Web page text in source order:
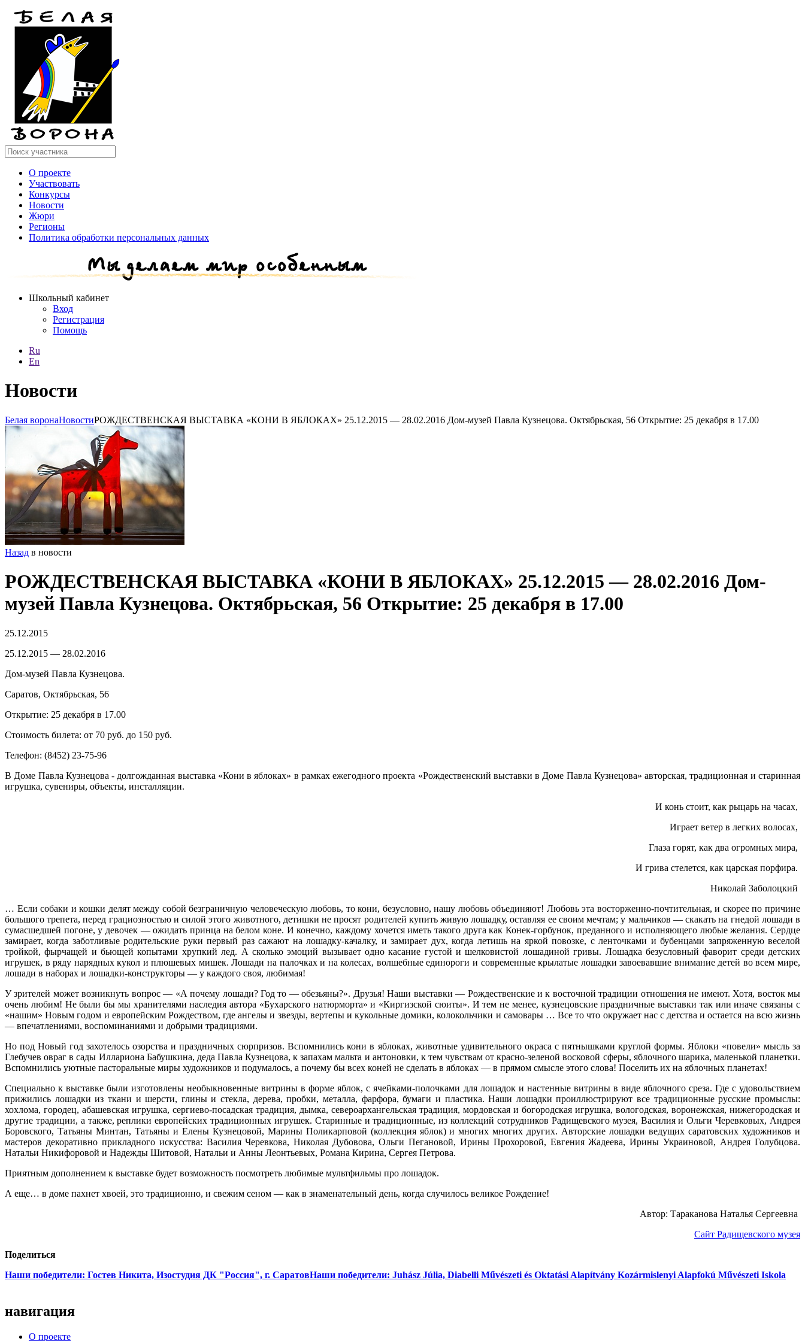
О проекте
Участвовать
Конкурсы
Новости
Жюри
Регионы
Политика обработки персональных данных
Школьный кабинет
Вход
Регистрация
Помощь
Ru
En
Новости
Белая воронаНовостиРОЖДЕСТВЕНСКАЯ ВЫСТАВКА «КОНИ В ЯБЛОКАХ» 25.12.2015 — 28.02.2016 Дом-музей Павла Кузнецова. Октябрьская, 56 Открытие: 25 декабря в 17.00
Назад в новости
РОЖДЕСТВЕНСКАЯ ВЫСТАВКА «КОНИ В ЯБЛОКАХ» 25.12.2015 — 28.02.2016 Дом-
музей Павла Кузнецова. Октябрьская, 56 Открытие: 25 декабря в 17.00
25.12.2015
25.12.2015 — 28.02.2016
Дом-музей Павла Кузнецова.
Саратов, Октябрьская, 56
Открытие: 25 декабря в 17.00
Стоимость билета: от 70 руб. до 150 руб.
Телефон: (8452) 23-75-96
В Доме Павла Кузнецова - долгожданная выставка «Кони в яблоках» в рамках ежегодного проекта «Рождественский выставки в Доме Павла Кузнецова» авторская, традиционная и старинная
игрушка, сувениры, объекты, инсталляции.
И конь стоит, как рыцарь на часах,
Играет ветер в легких волосах,
Глаза горят, как два огромных мира,
И грива стелется, как царская порфира.
Николай Заболоцкий
… Если собаки и кошки делят между собой безграничную человеческую любовь, то кони, безусловно, нашу любовь объединяют! Любовь эта восторженно-почтительная, и скорее по причине
большого трепета, перед грациозностью и силой этого животного, детишки не просят родителей купить живую лошадку, оставляя ее своим мечтам; у мальчиков — скакать на гнедой лошади в
сумасшедшей погоне, у девочек — ожидать принца на белом коне. И конечно, каждому хочется иметь такого друга как Конек-горбунок, преданного и исполняющего любые желания. Сердце
замирает, когда заботливые родительские руки первый раз сажают на лошадку-качалку, и замирает дух, когда летишь на яркой повозке, с ленточками и бубенцами запряженную веселой
тройкой, фырчащей и бьющей копытами хрупкий лед. А сколько эмоций вызывает одно касание густой и шелковистой лошадиной гривы. Лошадка безусловный фаворит среди детских
игрушек, в ряду нарядных кукол и плюшевых мишек. Лошади на палочках и на колесах, волшебные единороги и современные крылатые лошадки завоевавшие внимание детей во всем мире,
лошади в наборах и лошадки-конструкторы — у каждого своя, любимая!
У зрителей может возникнуть вопрос — «А почему лошади? Год то — обезьяны?». Друзья! Наши выставки — Рождественские и к восточной традиции отношения не имеют. Хотя, восток мы
очень любим! Не были бы мы хранителями наследия автора «Бухарского натюрморта» и «Киргизской сюиты». И тем не менее, кузнецовские праздничные выставки так или иначе связаны с
«нашим» Новым годом и европейским Рождеством, где ангелы и звезды, вертепы и кукольные домики, колокольчики и самовары … Все то что окружает нас с детства и остается на всю жизнь
— впечатлениями, воспоминаниями и добрыми традициями.
Но под Новый год захотелось озорства и праздничных сюрпризов. Вспомнились кони в яблоках, животные удивительного окраса с пятнышками круглой формы. Яблоки «повели» мысль за
Глебучев овраг в сады Иллариона Бабушкина, деда Павла Кузнецова, к запахам мальта и антоновки, к тем чувствам от красно-зеленой восковой сферы, яблочного шарика, маленькой планетки.
Вспомнились уютные пасторальные миры художников и подумалось, а почему бы всех коней не сделать в яблоках — в прямом смысле этого слова! Поселить их на яблочных планетах!
Специально к выставке были изготовлены необыкновенные витрины в форме яблок, с ячейками-полочками для лошадок и настенные витрины в виде яблочного среза. Где с удовольствием
прижились лошадки из ткани и шерсти, глины и стекла, дерева, пробки, металла, фарфора, бумаги и пластика. Наши лошадки проиллюстрируют все традиционные русские промыслы:
хохлома, городец, абашевская игрушка, сергиево-посадская традиция, дымка, североархангельская традиция, мордовская и богородская игрушка, вологодская, воронежская, нижегородская и
другие традиции, а также, реплики европейских традиционных игрушек. Старинные и традиционные, из коллекций сотрудников Радищевского музея, Василия и Ольги Черевковых, Андрея
Боровского, Татьяны Минтан, Татьяны и Елены Кузнецовой, Марины Поликарповой (коллекция яблок) и многих многих других. Авторские лошадки ведущих саратовских художников и
мастеров декоративно прикладного искусства: Василия Черевкова, Николая Дубовова, Ольги Пегановой, Ирины Прохоровой, Евгения Жадеева, Ирины Украиновой, Андрея Голубцова.
Натальи Никифоровой и Надежды Шитовой, Натальи и Анны Леонтьевых, Романа Кирина, Сергея Петрова.
Приятным дополнением к выставке будет возможность посмотреть любимые мультфильмы про лошадок.
А еще… в доме пахнет хвоей, это традиционно, и свежим сеном — как в знаменательный день, когда случилось великое Рождение!
Автор: Тараканова Наталья Сергеевна
Сайт Радищевского музея
Поделиться
Наши победители: Гостев Никита, Изостудия ДК "Россия", г. СаратовНаши победители: Juhász Júlia, Diabelli Művészeti és Oktatási Alapítvány Kozármislenyi Alapfokú Művészeti Iskola
навигация
О проекте